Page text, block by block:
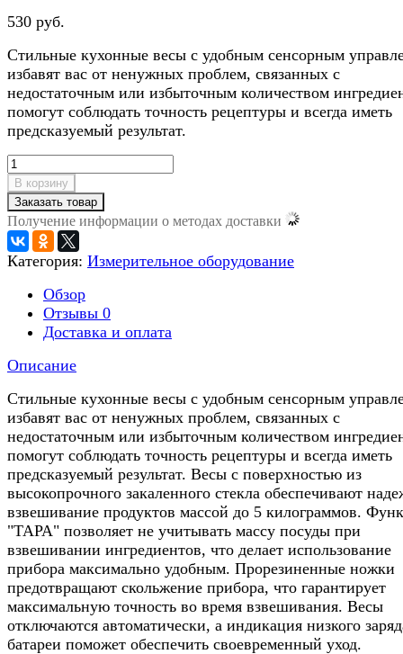
530 руб.
Стильные кухонные весы с удобным сенсорным
избавят вас от ненужных проблем, связанных с
недостаточным или избыточным количеством
помогут соблюдать точность рецептуры и всегда иметь
предсказуемый результат.
В корзину
Заказать товар
Получение информации о методах доставки
Категория: Измерительное оборудование
Обзор
Отзывы 0
Доставка и оплата
Описание
Стильные кухонные весы с удобным сенсорным
избавят вас от ненужных проблем, связанных с
недостаточным или избыточным количеством
помогут соблюдать точность рецептуры и всегда иметь
предсказуемый результат. Весы с поверхностью из
высокопрочного закаленного стекла обеспечивают
взвешивание продуктов массой до 5 килограммов.
"ТАРА" позволяет не учитывать массу посуды при
взвешивании ингредиентов, что делает использование
прибора максимально удобным. Прорезиненные ножки
предотвращают скольжение прибора, что гарантирует
максимальную точность во время взвешивания. Весы
отключаются автоматически, а индикация низкого
батареи поможет обеспечить своевременный уход.